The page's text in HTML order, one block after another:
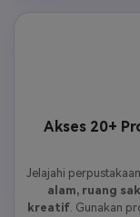
Akses 20+
Jelajahi
alam, ruang
kreatif. Gunakan